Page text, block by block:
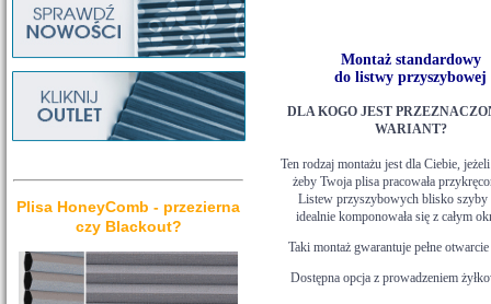
Montaż standardowy
do listwy przyszybowej
DLA KOGO JEST
WARIANT?
Ten rodzaj montażu jest dla Ciebie,
żeby Twoja plisa pracowała
Listew przyszybowych blisko szyby
idealnie komponowała się z całym
Taki montaż gwarantuje pełne
Dostępna opcja z prowadzeniem
Plisa HoneyComb - przezierna
czy Blackout?